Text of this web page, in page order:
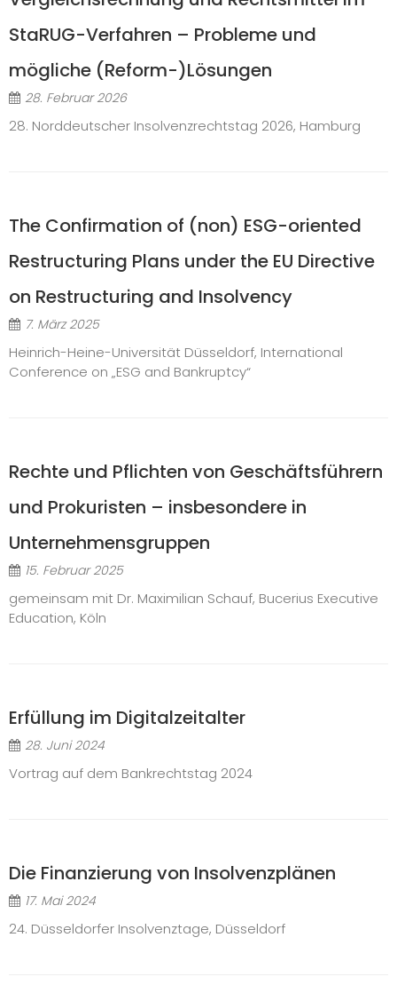
StaRUG-Verfahren – Probleme und
mögliche (Reform-)Lösungen
28. Februar 2026
28. Norddeutscher Insolvenzrechtstag 2026, Hamburg
The Confirmation of (non) ESG-oriented
Restructuring Plans under the EU Directive
on Restructuring and Insolvency
7. März 2025
Heinrich-Heine-Universität Düsseldorf, International
Conference on „ESG and Bankruptcy“
Rechte und Pflichten von Geschäftsführern
und Prokuristen – insbesondere in
Unternehmensgruppen
15. Februar 2025
gemeinsam mit Dr. Maximilian Schauf, Bucerius Executive
Education, Köln
Erfüllung im Digitalzeitalter
28. Juni 2024
Vortrag auf dem Bankrechtstag 2024
Die Finanzierung von Insolvenzplänen
17. Mai 2024
24. Düsseldorfer Insolvenztage, Düsseldorf